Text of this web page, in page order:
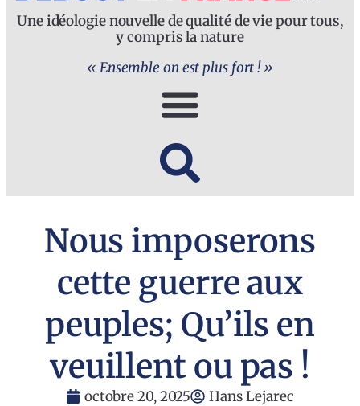
Une idéologie nouvelle de qualité de vie pour tous,
y compris la nature
« Ensemble on est plus fort ! »
Nous imposerons
cette guerre aux
peuples; Qu’ils en
veuillent ou pas !
octobre 20, 2025 Hans Lejarec